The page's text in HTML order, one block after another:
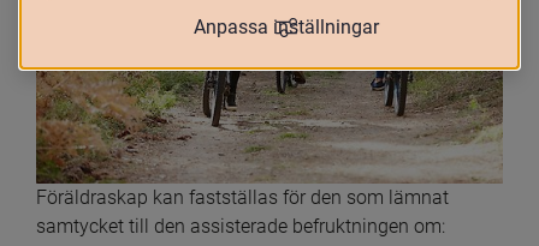
Föräldraskap kan fastställas för den som lämnat
samtycket till den assisterade befruktningen om:
Anpassa inställningar